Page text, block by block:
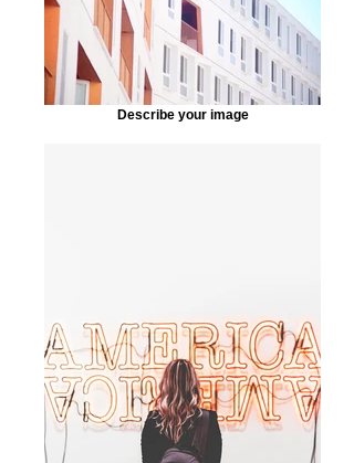
Describe your image